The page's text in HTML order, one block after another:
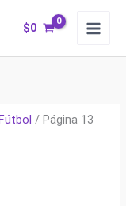
$0
/ Página 13